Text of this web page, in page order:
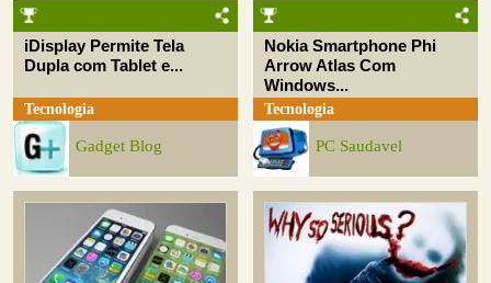
iDisplay Permite Tela
Dupla com Tablet e...
Tecnologia
Gadget Blog
Nokia Smartphone Phi
Arrow Atlas Com
Windows...
Tecnologia
PC Saudavel